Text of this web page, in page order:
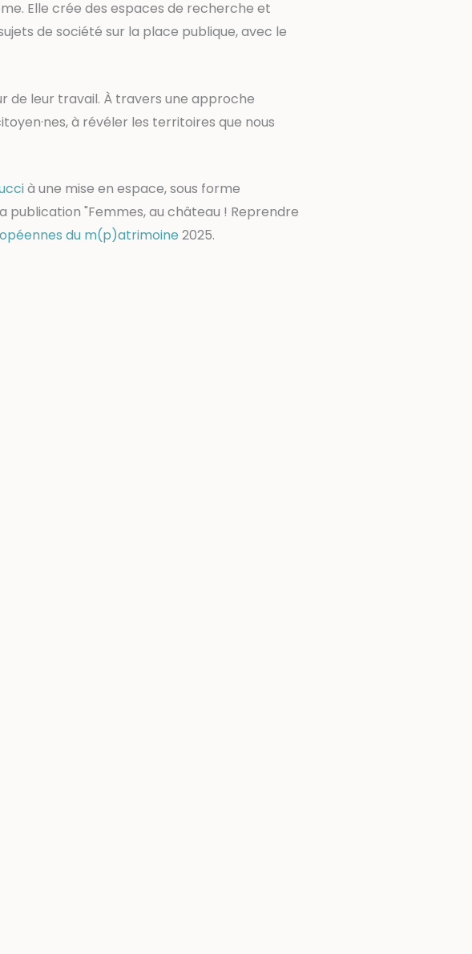
Elle crée des espaces de recherche et
de société sur la place publique, avec le
leur travail. À travers une approche
à révéler les territoires que nous
à une mise en espace, sous forme
"Femmes, au château ! Reprendre
du m(p)atrimoine 2025.